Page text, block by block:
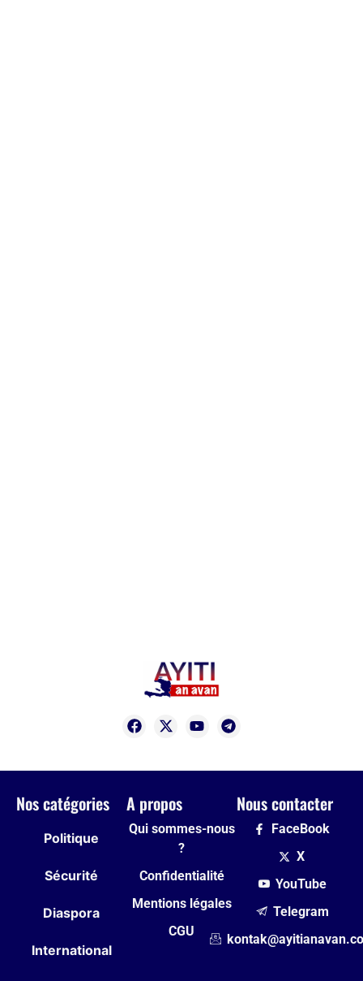
Nos catégories
Politique
Sécurité
Diaspora
International
A propos
Qui sommes-nous
?
Confidentialité
Mentions légales
CGU
Nous contacter
FaceBook
X
YouTube
Telegram